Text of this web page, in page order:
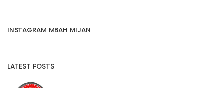
INSTAGRAM MBAH MIJAN
LATEST POSTS